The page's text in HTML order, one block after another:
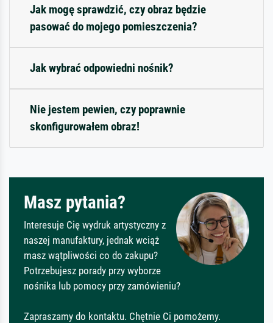
Jak mogę sprawdzić, czy obraz będzie
pasować do mojego pomieszczenia?
Jak wybrać odpowiedni nośnik?
Nie jestem pewien, czy poprawnie
skonfigurowałem obraz!
Masz pytania?
Interesuje Cię wydruk artystyczny z
naszej manufaktury, jednak wciąż
masz wątpliwości co do zakupu?
Potrzebujesz porady przy wyborze
nośnika lub pomocy przy zamówieniu?
Zapraszamy do kontaktu. Chętnie Ci pomożemy.